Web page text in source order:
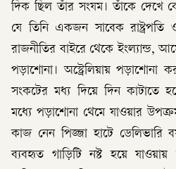
দিক ছিল তাঁর সংযম। তাঁকে দেখে
যে তিনি একজন সাবেক রাষ্ট্রপতি ও
রাজনীতির বাইরে থেকে ইংল্যান্ড,
পড়াশোনা। অস্ট্রেলিয়ায়
সংকটের মধ্য দিয়ে দিন কাটাতে
মধ্যে পড়াশোনা থেমে যাওয়ার
কাজ নেন পিজ্জা হাটে ডেলিভারি
ব্যবহৃত গাড়িটি নষ্ট হয়ে